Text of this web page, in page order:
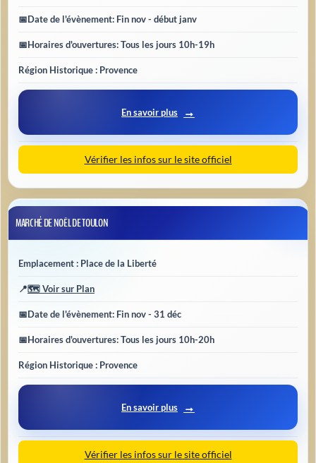
📅Date de l'évènement: Fin nov - début janv
📅Horaires d'ouvertures: Tous les jours 10h-19h
Région Historique : Provence
En savoir plus
Vérifier les infos sur le site officiel
MARCHÉ DE NOËL DE TOULON
Emplacement : Place de la Liberté
📍🗺️ Voir sur Plan
📅Date de l'évènement: Fin nov - 31 déc
📅Horaires d'ouvertures: Tous les jours 10h-20h
Région Historique : Provence
En savoir plus
Vérifier les infos sur le site officiel